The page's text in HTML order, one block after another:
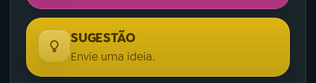
SUGESTÃO
Envie uma ideia.